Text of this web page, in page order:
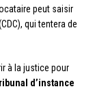
peut saisir
qui tentera de
à la justice pour
d’instance